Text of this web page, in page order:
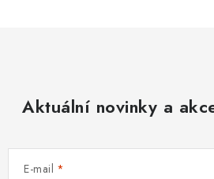
Aktuální novinky a
E-mail